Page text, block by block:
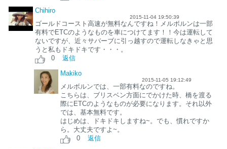
Chihiro
2015-11-04 19:50:39
ゴールドコースト高速が無料なんですね！メルボルンは一部
有料でETCのようなものを車につけてます！！今は運転して
ないですが、近々サバーブに引っ越すので運転しなきゃと思
うと私もドキドキです・・・。
0
返信
Makiko
2015-11-05 19:12:49
メルボルンでは、一部有料なのですね。
こちらは、ブリスベン方面にでかけた時、橋を渡る
際にETCのようなものが必要になります。それ以外
では、基本無料です。
はじめは、ドキドキしますね~。でも、慣れですか
ら。大丈夫ですよ~。
0
返信